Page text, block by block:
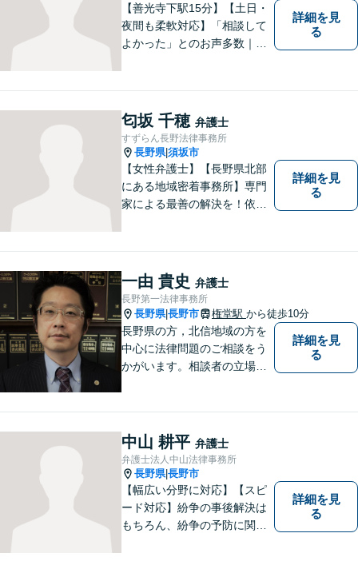
【善光寺下駅15分】【土日・
夜間も柔軟対応】「相談して
よかった」とのお声多数｜交
士が親身にサポートします。
どんな小さなお悩みでも、ま
ずはお気軽にご相談くださ
い。【完全個室で相談】
詳細を見
る
匂坂 千穂 弁護士
すずらん長野法律事務所
長野県|須坂市
【女性弁護士】【長野県北部
にある地域密着事務所】専門
家による最善の解決を！依頼
スをご提供します。
詳細を見
る
一由 貴史 弁護士
長野第一法律事務所
長野県|長野市 権堂駅 から徒歩10分
長野県の方，北信地域の方を
中心に法律問題のご相談をう
かがいます。相談者の立場を
詳細を見
る
中山 耕平 弁護士
弁護士法人中山法律事務所
長野県|長野市
【幅広い分野に対応】【スピ
ード対応】紛争の事後解決は
もちろん、紛争の予防に関す
詳細を見
る